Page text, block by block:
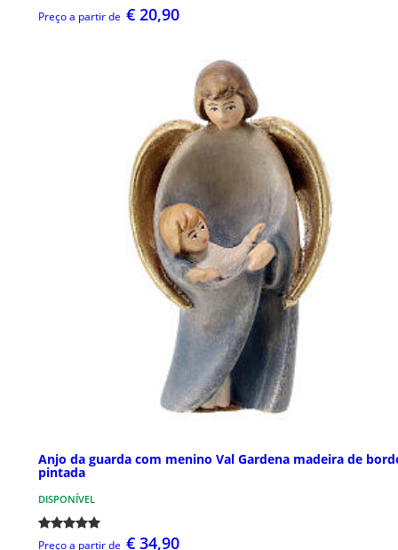
Preço a partir de € 20,90
Anjo da guarda com menino Val Gardena madeira de
pintada
DISPONÍVEL
Preço a partir de € 34,90